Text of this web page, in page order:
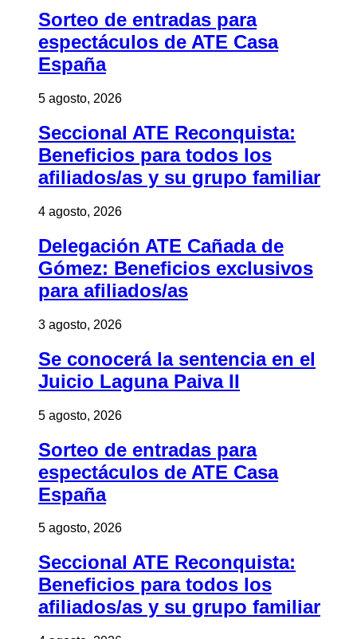
Sorteo de entradas para
espectáculos de ATE Casa
España
5 agosto, 2026
Seccional ATE Reconquista:
Beneficios para todos los
afiliados/as y su grupo familiar
4 agosto, 2026
Delegación ATE Cañada de
Gómez: Beneficios exclusivos
para afiliados/as
3 agosto, 2026
Se conocerá la sentencia en el
Juicio Laguna Paiva II
5 agosto, 2026
Sorteo de entradas para
espectáculos de ATE Casa
España
5 agosto, 2026
Seccional ATE Reconquista:
Beneficios para todos los
afiliados/as y su grupo familiar